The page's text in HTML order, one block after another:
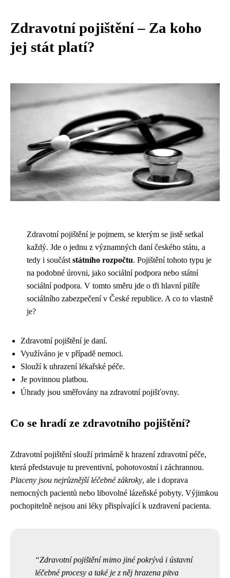
Zdravotní pojištění – Za koho
jej stát platí?
Zdravotní pojištění je pojmem, se kterým se jistě setkal
každý. Jde o jednu z významných daní českého státu, a
tedy i součást státního rozpočtu. Pojištění tohoto typu je
na podobné úrovni, jako sociální podpora nebo státní
sociální podpora. V tomto směru jde o tři hlavní pilíře
sociálního zabezpečení v České republice. A co to vlastně
je?
Zdravotní pojištění je daní.
Využíváno je v případě nemoci.
Slouží k uhrazení lékařské péče.
Je povinnou platbou.
Úhrady jsou směřovány na zdravotní pojišťovny.
Co se hradí ze zdravotního pojištění?
Zdravotní pojištění slouží primárně k hrazení zdravotní péče,
která představuje tu preventivní, pohotovostní i záchrannou.
Placeny jsou nejrůznější léčebné zákroky, ale i doprava
nemocných pacientů nebo libovolné lázeňské pobyty. Výjimkou
pochopitelně nejsou ani léky přispívající k uzdravení pacienta.
Zdravotní pojištění mimo jiné pokrývá i ústavní
léčebné procesy a také je z něj hrazena pitva